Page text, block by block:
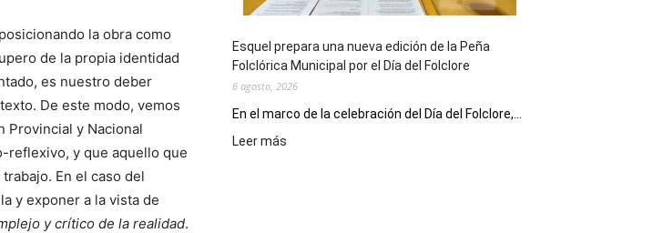
la obra como
de la propia identidad
es nuestro deber
De este modo, vemos
Provincial y Nacional
reflexivo, y que aquello que
En el caso del
y exponer a la vista de
y crítico de la realidad.
Conversatorio
Escritores
Locales
Esquel prepara una nueva edición de la Peña
Folclórica Municipal por el Día del Folclore
6 agosto, 2026
En el marco de la celebración del Día del Folclore,...
Leer más